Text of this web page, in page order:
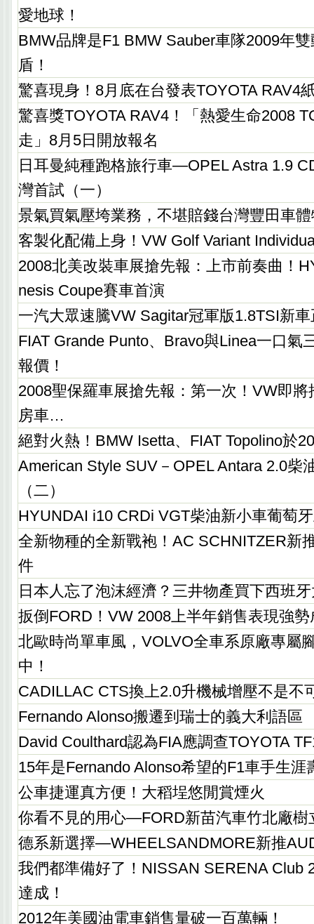
愛地球！
BMW品牌是F1 BMW Sauber車隊2009年
盾！
驚喜現身！8月底在台發表TOYOTA RAV4
驚喜獎TOYOTA RAV4！「熱愛生命2008
走」8月5日開放報名
日耳曼純種跑格旅行車—OPEL Astra 1.9
灣首試（一）
景氣買氣壓垮業務，不堪賠錢台灣豐田車
客製化配備上身！VW Golf Variant
2008北美改裝車展搶先報：上市前奏曲！
nesis Coupe賽車首演
一汽大眾速騰VW Sagitar冠軍版1.8TSI新
FIAT Grande Punto、Bravo與Linea一口氣
報價！
2008聖保羅車展搶先報：第一次！VW即
房車…
絕對火熱！BMW Isetta、FIAT Topolino於
American Style SUV－OPEL Antara 2.0柴
（二）
HYUNDAI i10 CRDi VGT柴油新小車葡萄
全新物種的全新戰袍！AC SCHNITZER新
件
日本人忘了泡沫經濟？三井物產買下西班
扳倒FORD！VW 2008上半年銷售表現強勢
北歐時尚單車風，VOLVO全車系原廠專屬
中！
CADILLAC CTS換上2.0升機械增壓不是不
Fernando Alonso搬遷到瑞士的義大利語區
David Coulthard認為FIA應調查TOYOTA
15年是Fernando Alonso希望的F1車手生涯
公車捷運真方便！大稻埕悠閒賞煙火
你看不見的用心—FORD新苗汽車竹北廠樹
德系新選擇—WHEELSANDMORE新推
我們都準備好了！NISSAN SERENA Club
達成！
2012年美國油電車銷售量破一百萬輛！